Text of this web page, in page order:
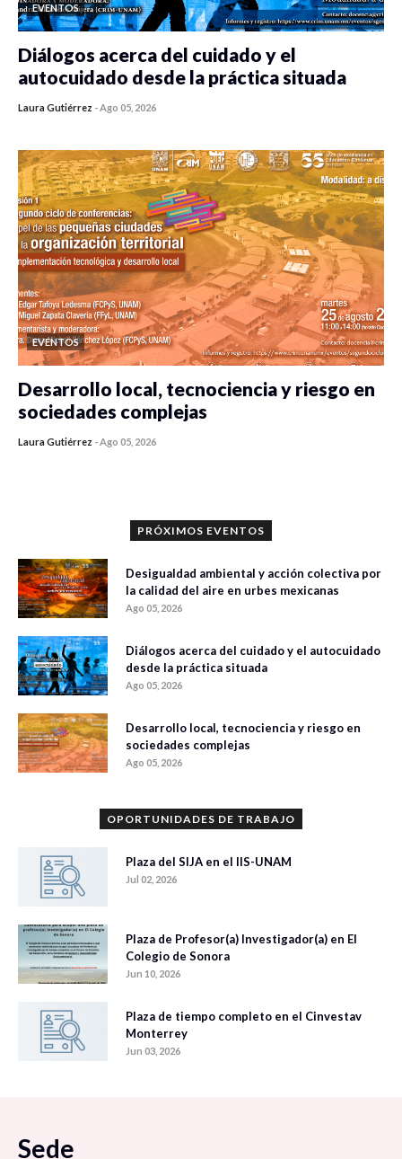
EVENTOS
Diálogos acerca del cuidado y el
autocuidado desde la práctica situada
Laura Gutiérrez -Ago 05, 2026
EVENTOS
Desarrollo local, tecnociencia y riesgo en
sociedades complejas
Laura Gutiérrez -Ago 05, 2026
PRÓXIMOS EVENTOS
Desigualdad ambiental y acción colectiva por
la calidad del aire en urbes mexicanas
Ago 05, 2026
Diálogos acerca del cuidado y el autocuidado
desde la práctica situada
Ago 05, 2026
Desarrollo local, tecnociencia y riesgo en
sociedades complejas
Ago 05, 2026
OPORTUNIDADES DE TRABAJO
Plaza del SIJA en el IIS-UNAM
Jul 02, 2026
Plaza de Profesor(a) Investigador(a) en El
Colegio de Sonora
Jun 10, 2026
Plaza de tiempo completo en el Cinvestav
Monterrey
Jun 03, 2026
Sede